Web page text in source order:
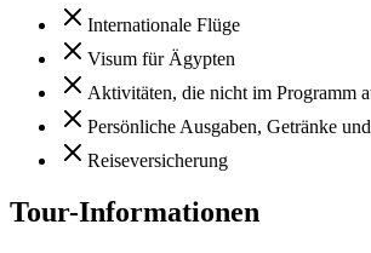
Internationale Flüge
Visum für Ägypten
Aktivitäten, die nicht im Programm
Persönliche Ausgaben, Getränke
Reiseversicherung
Tour-Informationen